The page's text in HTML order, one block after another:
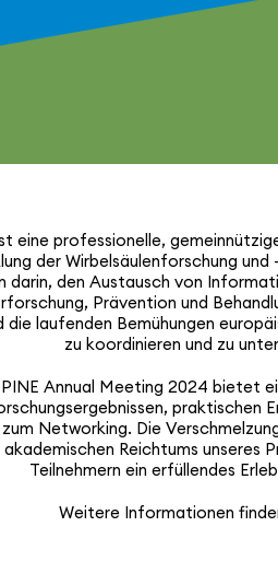
eine profes­sio­nelle,
der Wirbel­säu­len­for­schung
darin, den Austausch von
Präven­tion und
die laufenden Bemü­hungen
zu koor­di­nieren und zu
Annual Meeting 2024 bietet
prak­ti­schen
Networ­king. Die
akade­mi­schen Reichtums unseres
Teil­neh­mern ein erfül­lendes
Weitere Infor­ma­tionen